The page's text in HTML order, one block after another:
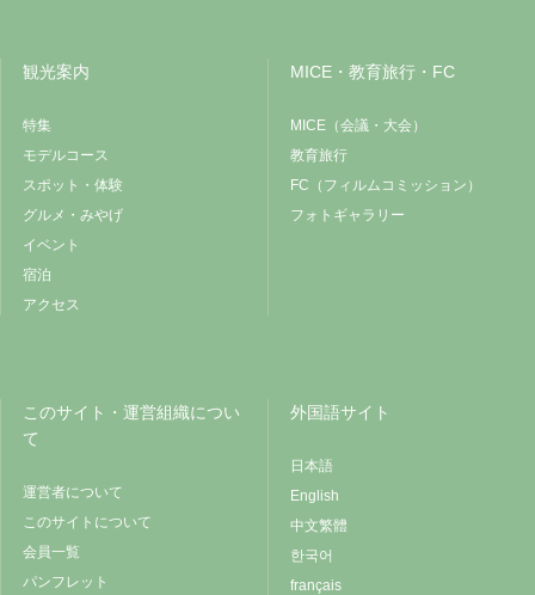
観光案内
特集
モデルコース
スポット・体験
グルメ・みやげ
イベント
宿泊
アクセス
MICE・教育旅行・FC
MICE（会議・大会）
教育旅行
FC（フィルムコミッション）
フォトギャラリー
このサイト・運営組織につい
て
運営者について
このサイトについて
会員一覧
パンフレット
外国語サイト
日本語
English
中文繁體
한국어
français